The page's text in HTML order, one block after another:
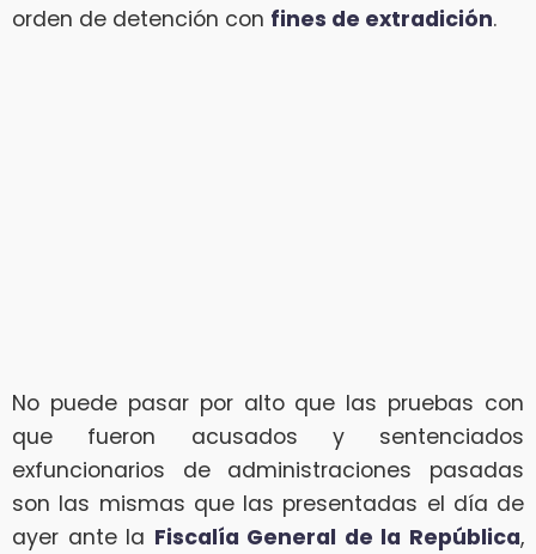
orden de detención con fines de extradición.
No puede pasar por alto que las pruebas con
que fueron acusados y sentenciados
exfuncionarios de administraciones pasadas
son las mismas que las presentadas el día de
ayer ante la Fiscalía General de la República,